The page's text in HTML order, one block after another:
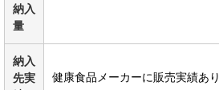
納入
量
納入
先実
健康食品メーカーに販売実績あり